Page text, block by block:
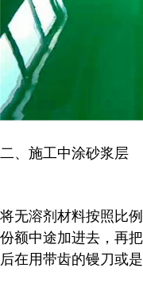
二、施工中涂砂浆层
将无溶剂材料按照比
份额中途加进去，再
后在用带齿的镘刀或